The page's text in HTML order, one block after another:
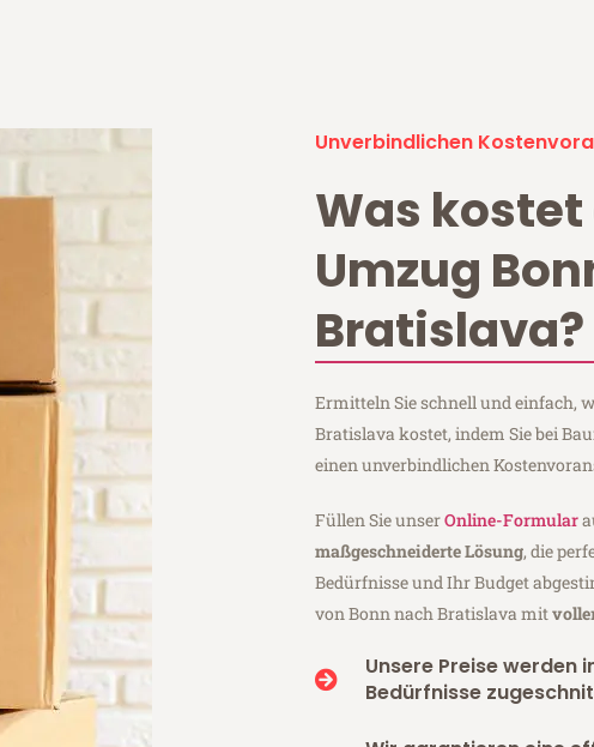
Unverbindlichen
Was kostet
Umzug
Bratislava?
Ermitteln Sie schnell und einfach,
Bratislava kostet, indem Sie bei
einen unverbindlichen
Füllen Sie unserOnline-Formular
maßgeschneiderte Lösung, die
Bedürfnisse und Ihr Budget
von Bonn nach Bratislava mit
Unsere Preise werden
Bedürfnisse